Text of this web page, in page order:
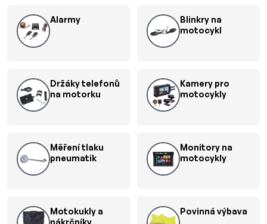
Alarmy
Blinkry na
motocykl
Držáky telefonů
na motorku
Kamery pro
motocykly
Měření tlaku
pneumatik
Monitory na
motocykly
Motokukly a
nákrčníky
Povinná výbava